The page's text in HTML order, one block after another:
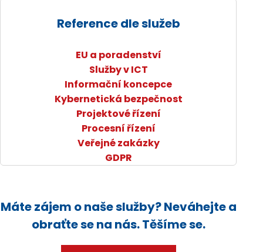
Reference dle služeb
EU a poradenství
Služby v ICT
Informační koncepce
Kybernetická bezpečnost
Projektové řízení
Procesní řízení
Veřejné zakázky
GDPR
Máte zájem o naše služby? Neváhejte a
obraťte se na nás. Těšíme se.